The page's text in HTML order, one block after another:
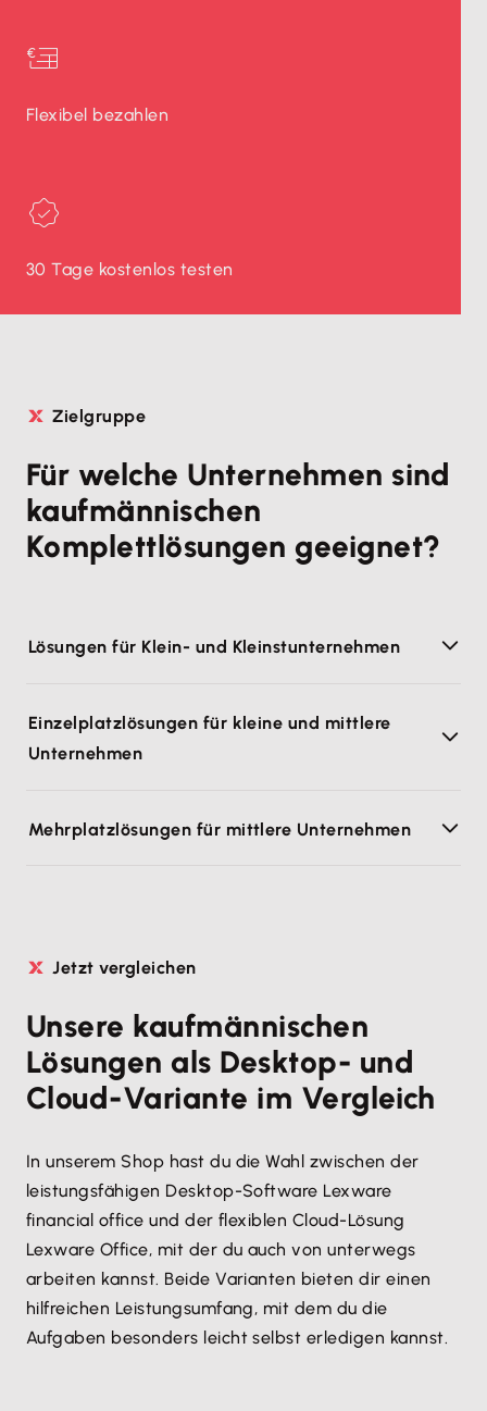
Flexibel bezahlen
30 Tage kostenlos testen
Zielgruppe
Für welche Unternehmen sind
kaufmännischen
Komplettlösungen geeignet?
Lösungen für Klein- und Kleinstunternehmen
Einzelplatzlösungen für kleine und mittlere
Unternehmen
Mehrplatzlösungen für mittlere Unternehmen
Jetzt vergleichen
Unsere kaufmännischen
Lösungen als Desktop- und
Cloud-Variante im Vergleich
In unserem Shop hast du die Wahl zwischen der
leistungsfähigen Desktop-Software Lexware
financial office und der flexiblen Cloud-Lösung
Lexware Office, mit der du auch von unterwegs
arbeiten kannst. Beide Varianten bieten dir einen
hilfreichen Leistungsumfang, mit dem du die
Aufgaben besonders leicht selbst erledigen kannst.